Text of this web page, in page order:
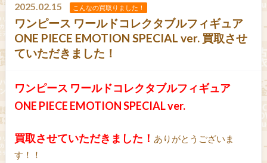
2025.02.15 こんなの買取りました！
ワンピース ワールドコレクタブルフィギュア
ONE PIECE EMOTION SPECIAL ver. 買取させ
ていただきました！
ワンピース ワールドコレクタブルフィギュア
ONE PIECE EMOTION SPECIAL ver.
買取させていただきました！ ありがとうございま
す！！